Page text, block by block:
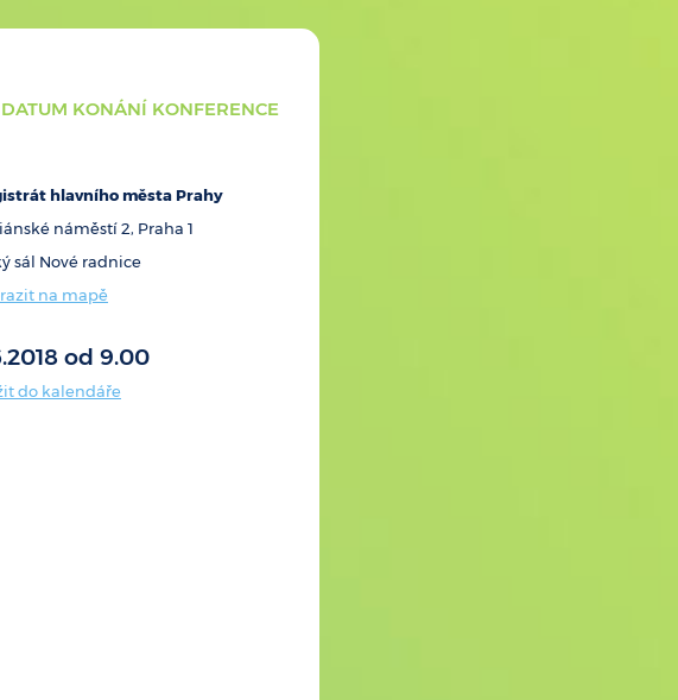
KONÁNÍ KONFERENCE
hlavního města Prahy
náměstí 2, Praha 1
sál Nové radnice
na mapě
od 9.00
do kalendáře